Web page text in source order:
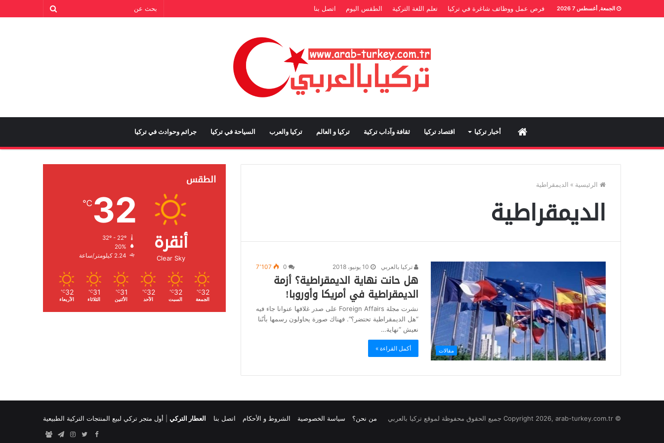
الجمعة, أغسطس 7 2026 فرص عمل ووظائف شاغرة في تركيا تعلم اللغة التركية الطقس اليوم اتصل بنا
Home أخبار تركيا اقتصاد تركيا ثقافة وآداب تركية تركيا و العالم تركيا والعرب السياحة في تركيا جرائم وحوادث في تركيا
الرئيسية » الديمقراطية
الديمقراطية
مقالات
تركيا بالعربي 10 يونيو، 2018 7٬107
هل حانت نهاية الديمقراطية؟ أزمة
الديمقراطية في أمريكا وأوروبا!
نشرت مجلة Foreign Affairs على صدر غلافها عنوانا جاء فيه
“هل الديمقراطية تحتضر؟”. فهناك صورة يحاولون رسمها بأنّنا
نعيش “نهاية…
أكمل القراءة »
الطقس
أنقرة
Clear Sky
32
℃
الرطوبة:
الرياح:
32
℃
الجمعة
32
℃
السبت
32
℃
الأحد
31
℃
الأثنين
31
℃
الثلاثاء
32
℃
الأربعاء
© Copyright 2026, arab-turkey.com.tr جميع الحقوق محفوظة لموقع تركيا بالعربي العطار التركي أول متجر تركي لبيع المنتجات التركية الطبيعية من نحن؟ سياسة الخصوصية الشروط و الأحكام اتصل بنا